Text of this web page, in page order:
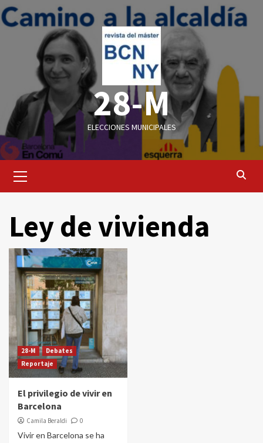
Saltar
al
28-M
ELECCIONES MUNICIPALES
primario
Ley de vivienda
28-M
Debates
Reportaje
El privilegio de vivir en
Barcelona
Camila Beraldi 0
Vivir en Barcelona se ha